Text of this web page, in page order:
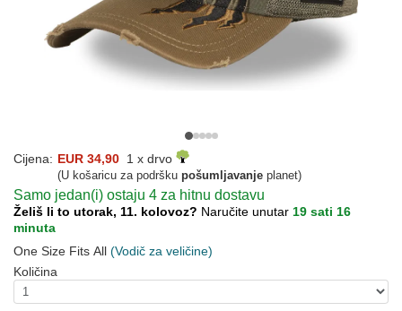
Cijena: EUR 34,90 1 x drvo
(U košaricu za podršku pošumljavanje planet)
Samo jedan(i) ostaju 4 za hitnu dostavu
Želiš li to utorak, 11. kolovoz? Naručite unutar 19 sati 16
minuta
One Size Fits All (Vodič za veličine)
Količina